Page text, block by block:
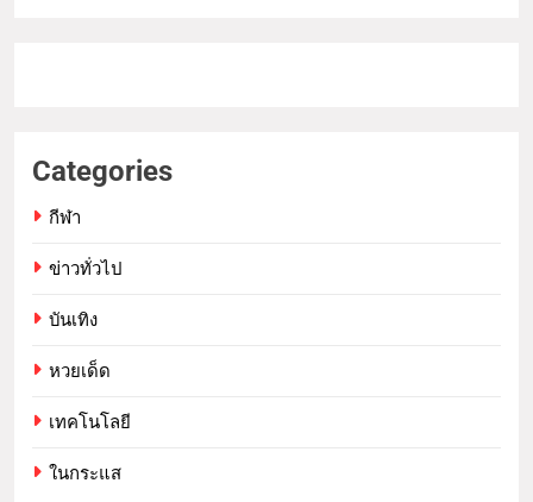
Categories
กีฬา
ข่าวทั่วไป
บันเทิง
หวยเด็ด
เทคโนโลยี
ในกระแส